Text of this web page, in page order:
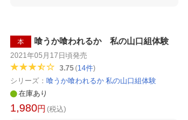
帝王』でおちょくる 第七章 同病相憐れんだ伊
丹十三 チャイナ・マフィアの根城に乗り込む
第八章 宅見勝暗殺事件 中野太郎との会話 第
九章 渡辺芳則への嫌がらせ 『食肉の帝王』
と『山口組経営学』 第十章 山健組は「事故体
質」か 息子も刺された 第十一章 弘道会最高
幹部との対決 『魔女の履歴書』 第十二章 山
本 喰うか喰われるか 私の山口組体験
2021年05月17日頃発売
3.75(14件)
シリーズ： 喰うか喰われるか 私の山口組体験
在庫あり
1,980円 (税込)